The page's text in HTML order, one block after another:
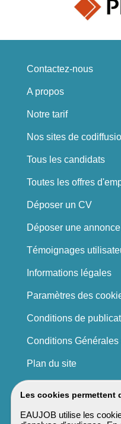
Les cookies permettent
EAUJOB utilise les
Contactez-nous
A propos
Notre tarif
Nos sites de
Tous les candidats
Toutes les offres
Déposer un CV
Déposer une annonce
Témoignages
Informations légales
Paramètres des
Conditions de
Conditions Générales
Plan du site